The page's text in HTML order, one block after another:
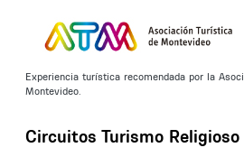
Experiencia turística recomendada por la
Montevideo.
Circuitos Turismo Religioso